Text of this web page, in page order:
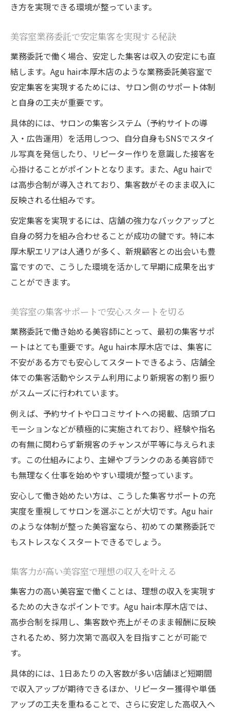
き方を実現できる環境が整っています。
美容室業務委託で安定集客を実現する秘訣
業務委託で働く場合、安定した集客は収入の安定にも直
結します。Agu hair本厚木店のような業務委託美容室で
安定集客を実現するためには、サロン側のサポート体制
と自身の工夫が重要です。
具体的には、サロンの集客システム（予約サイトの導
入・広告運用）を活用しつつ、自分自身もSNSでスタイ
ル写真を発信したり、リピーター作りを意識した接客を
心掛けることがポイントとなります。また、Agu hairで
は高歩合制が導入されており、集客数がそのまま収入に
反映される仕組みです。
安定集客を実現するには、店舗の強力なバックアップと
自身の努力を組み合わせることが成功の鍵です。特に本
厚木駅エリアは人通りが多く、新規顧客との出会いも豊
富ですので、こうした環境を活かして早期に成果を出す
ことができます。
美容室の集客サポートで安心スタートを切る
業務委託で働き始める美容師にとって、最初の集客サポ
ートはとても重要です。Agu hair本厚木店では、集客に
不安がある方でも安心してスタートできるよう、店舗全
体での集客活動やシステム利用により新規客の割り振り
がスムーズに行われています。
例えば、予約サイトや口コミサイトへの掲載、店頭プロ
モーションなどが積極的に実施されており、経験や指名
の有無に関わらず新規客のチャンスが平等に与えられま
す。この仕組みにより、主婦やブランクのある美容師で
も無理なく仕事を始めやすい環境が整っています。
安心して働き始めたい方は、こうした集客サポートの充
実度を重視してサロンを選ぶことが大切です。Agu hair
のような体制が整った美容室なら、初めての業務委託で
もストレスなくスタートできるでしょう。
集客力が高い美容室で理想の収入を叶える
集客力の高い美容室で働くことは、理想の収入を実現す
るための大きなポイントです。Agu hair本厚木店では、
高歩合制を採用し、集客数や売上がそのまま報酬に反映
されるため、努力次第で高収入を目指すことが可能で
す。
具体的には、1日あたりの入客数が多い店舗ほど短期間
で収入アップが期待できるほか、リピーター獲得や単価
アップの工夫を重ねることで、さらに安定した高収入へ